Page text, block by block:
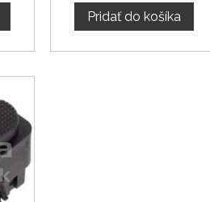
Pridať do košíka